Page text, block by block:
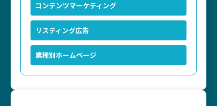
コンテンツマーケティング
リスティング広告
業種別ホームページ